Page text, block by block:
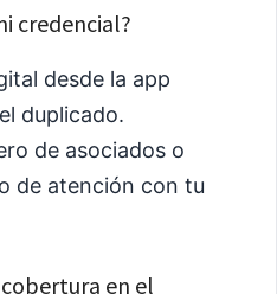
credencial?
desde la app
duplicado.
de asociados o
de atención con tu
en el